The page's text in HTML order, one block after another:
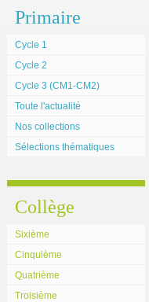
Primaire
Cycle 1
Cycle 2
Cycle 3 (CM1-CM2)
Toute l'actualité
Nos collections
Sélections thématiques
Collège
Sixième
Cinquième
Quatrième
Troisième